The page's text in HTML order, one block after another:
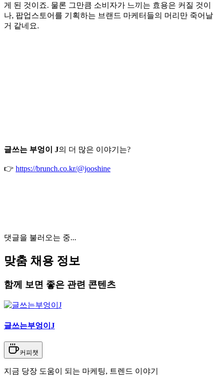
게 된 것이죠. 물론 그만큼 소비자가 느끼는 효용은 커질 것이
나, 팝업스토어를 기획하는 브랜드 마케터들의 머리만 죽어날
거 같네요.
글쓰는 부엉이 J의 더 많은 이야기는?
👉 https://brunch.co.kr/@jooshine
댓글을 불러오는 중...
맞춤 채용 정보
함께 보면 좋은 관련 콘텐츠
글쓰는부엉이J
커피챗
지금 당장 도움이 되는 마케팅, 트렌드 이야기